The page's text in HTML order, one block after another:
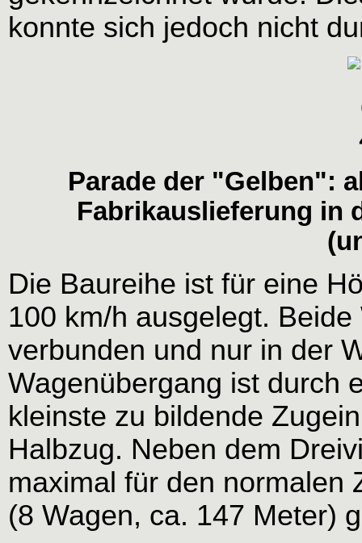
konnte sich jedoch nicht
Parade der "Gelben":
Fabrikauslieferung in
Die Baureihe ist für eine
100 km/h ausgelegt.
verbunden und nur in der
Wagenübergang ist durch
kleinste zu bildende
Halbzug. Neben dem
maximal für den normalen
(8 Wagen, ca. 147 Meter)